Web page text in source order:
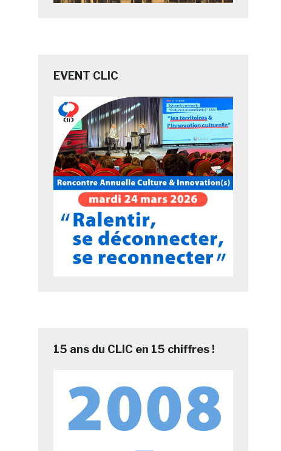
EVENT CLIC
15 ans du CLIC en 15 chiffres !